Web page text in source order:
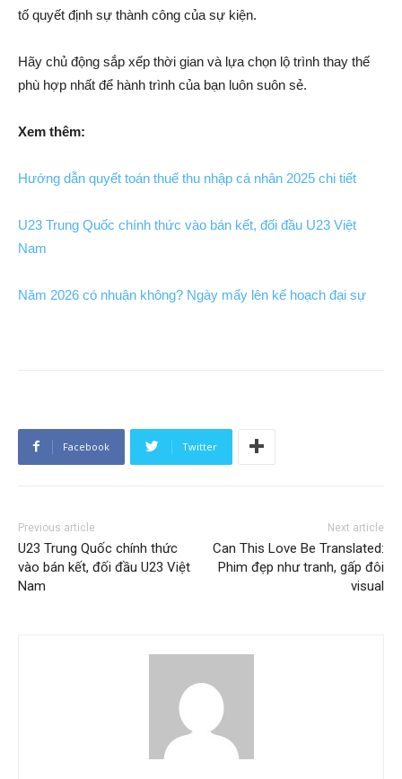
tố quyết định sự thành công của sự kiện.
Hãy chủ động sắp xếp thời gian và lựa chọn lộ trình thay thế
phù hợp nhất để hành trình của bạn luôn suôn sẻ.
Xem thêm:
Hướng dẫn quyết toán thuế thu nhập cá nhân 2025 chi tiết
U23 Trung Quốc chính thức vào bán kết, đối đầu U23 Việt
Nam
Năm 2026 có nhuận không? Ngày mấy lên kế hoạch đại sự
Facebook Twitter
Previous article
U23 Trung Quốc chính thức
vào bán kết, đối đầu U23 Việt
Nam
Next article
Can This Love Be Translated:
Phim đẹp như tranh, gấp đôi
visual